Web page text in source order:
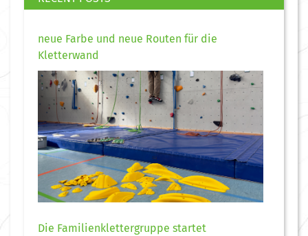
neue Farbe und neue Routen für die
Kletterwand
Die Familienklettergruppe startet